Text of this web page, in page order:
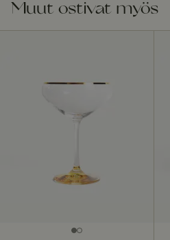
Muut ostivat myös